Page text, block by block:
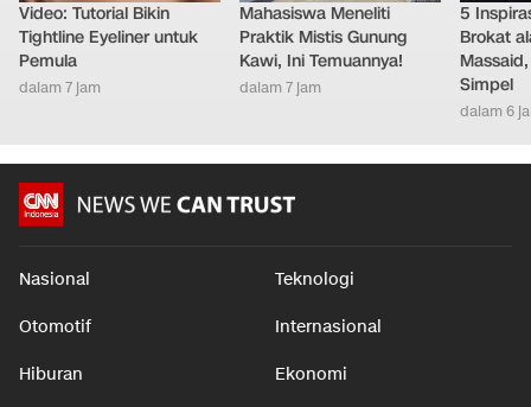
Video: Tutorial Bikin
Tightline Eyeliner untuk
Pemula
dalam 7 jam
Mahasiswa Meneliti
Praktik Mistis Gunung
Kawi, Ini Temuannya!
dalam 7 jam
5
Brokat
Simpel
dalam 6
Nasional Teknologi
Otomotif Internasional
Hiburan Ekonomi